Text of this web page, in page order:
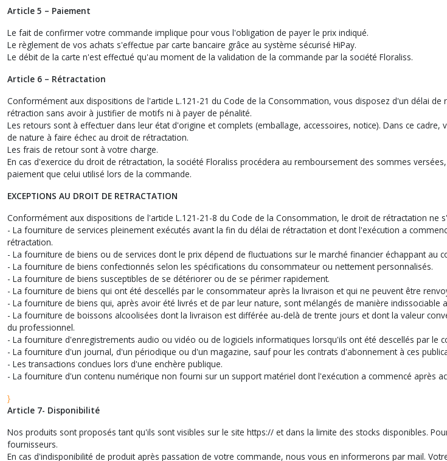
Article 5 – Paiement
Le fait de confirmer votre commande implique pour vous l'obligation de payer le prix indiqué.
Le règlement de vos achats s'effectue par carte bancaire grâce au système sécurisé HiPay.
Le débit de la carte n'est effectué qu'au moment de la validation de la commande par la société Floraliss.
Article 6 – Rétractation
Conformément aux dispositions de l'article L.121-21 du Code de la Consommation, vous disposez d'un délai
rétraction sans avoir à justifier de motifs ni à payer de pénalité.
Les retours sont à effectuer dans leur état d'origine et complets (emballage, accessoires, notice). Dans ce
de nature à faire échec au droit de rétractation.
Les frais de retour sont à votre charge.
En cas d'exercice du droit de rétractation, la société Floraliss procédera au remboursement des sommes
paiement que celui utilisé lors de la commande.
EXCEPTIONS AU DROIT DE RETRACTATION
Conformément aux dispositions de l'article L.121-21-8 du Code de la Consommation, le droit de rétractation ne
- La fourniture de services pleinement exécutés avant la fin du délai de rétractation et dont l'exécution a
rétractation.
- La fourniture de biens ou de services dont le prix dépend de fluctuations sur le marché financier échappant
- La fourniture de biens confectionnés selon les spécifications du consommateur ou nettement personnalisés.
- La fourniture de biens susceptibles de se détériorer ou de se périmer rapidement.
- La fourniture de biens qui ont été descellés par le consommateur après la livraison et qui ne peuvent être
- La fourniture de biens qui, après avoir été livrés et de par leur nature, sont mélangés de manière indissociable
- La fourniture de boissons alcoolisées dont la livraison est différée au-delà de trente jours et dont la valeur
du professionnel.
- La fourniture d'enregistrements audio ou vidéo ou de logiciels informatiques lorsqu'ils ont été descellés par le
- La fourniture d'un journal, d'un périodique ou d'un magazine, sauf pour les contrats d'abonnement à ces
- Les transactions conclues lors d'une enchère publique.
- La fourniture d'un contenu numérique non fourni sur un support matériel dont l'exécution a commencé après
}
Article 7- Disponibilité
Nos produits sont proposés tant qu'ils sont visibles sur le site https:// et dans la limite des stocks disponibles.
fournisseurs.
En cas d'indisponibilité de produit après passation de votre commande, nous vous en informerons par mail.